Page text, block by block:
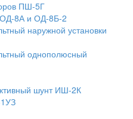
ПШ-5Г
ОД-8А и ОД-8Б-2
наружной установки
однополюсный
шунт ИШ-2К